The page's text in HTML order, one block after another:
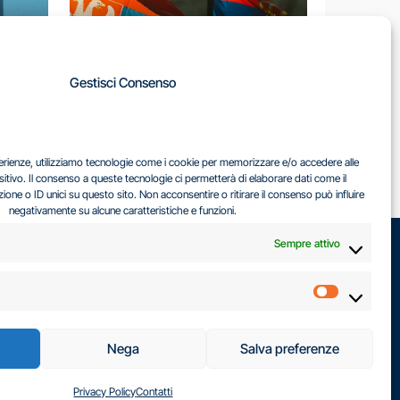
Gestisci Consenso
utilizziamo tecnologie come i cookie per memorizzare e/o accedere alle
Il consenso a queste tecnologie ci permetterà di elaborare dati come il
o ID unici su questo sito. Non acconsentire o ritirare il consenso può influire
negativamente su alcune caratteristiche e funzioni.
Sempre attivo
Nega Salva preferenze
Privacy PolicyContatti